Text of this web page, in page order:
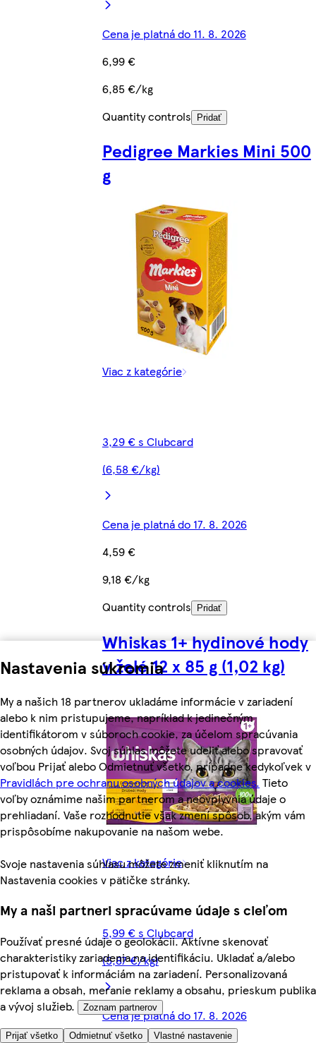
Nastavenia súkromia
My a našich 18 partnerov ukladáme informácie v zariadení
alebo k nim pristupujeme, napríklad k jedinečným
identifikátorom v súboroch cookie, za účelom spracúvania
osobných údajov. Svoj súhlas môžete udeliť alebo spravovať
voľbou Prijať alebo Odmietnuť všetko, prípadne kedykoľvek v
Pravidlách pre ochranu osobných údajov a cookies. Tieto
voľby oznámime našim partnerom a neovplyvnia údaje o
prehliadaní. Vaše rozhodnutie však zmení spôsob, akým vám
prispôsobíme nakupovanie na našom webe.
Svoje nastavenia súhlasu môžete zmeniť kliknutím na
Nastavenia cookies v pätičke stránky.
My a naši partneri spracúvame údaje s cieľom
Používať presné údaje o geolokácii. Aktívne skenovať
charakteristiky zariadenia na identifikáciu. Ukladať a/alebo
pristupovať k informáciám na zariadení. Personalizovaná
reklama a obsah, meranie reklamy a obsahu, prieskum publika
a vývoj služieb.
Zoznam partnerov
Prijať všetko Odmietnuť všetko Vlastné nastavenie
Cena je platná do 11. 8. 2026
6,99 €
6,85 €/kg
Quantity controls
Pridať
Pedigree Markies Mini 500
g
Viac z kategórie
3,29 € s Clubcard
(6,58 €/kg)
Cena je platná do 17. 8. 2026
4,59 €
9,18 €/kg
Quantity controls
Pridať
Whiskas 1+ hydinové hody
v želé 12 x 85 g (1,02 kg)
Viac z kategórie
5,99 € s Clubcard
(5,87 €/kg)
Cena je platná do 17. 8. 2026